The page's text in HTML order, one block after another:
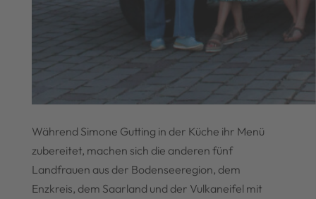
Während Simone Gutting in der Küche ihr Menü
zubereitet, machen sich die anderen fünf
Landfrauen aus der Bodenseeregion, dem
Enzkreis, dem Saarland und der Vulkaneifel mit